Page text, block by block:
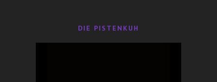
DIE PISTENKUH